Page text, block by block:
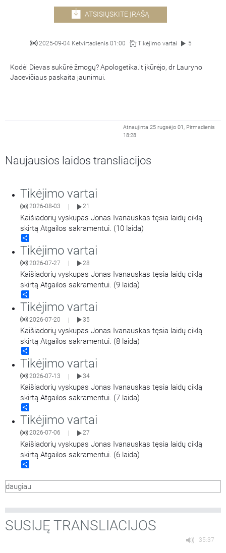
ATSISIŲSKITE ĮRAŠĄ
2025-09-04 Ketvirtadienis 01:00 Tikėjimo vartai 5
Kodėl Dievas sukūrė žmogų? Apologetika.lt įkūrėjo, dr Lauryno
Jacevičiaus paskaita jaunimui.
Atnaujinta 25 rugsėjo 01, Pirmadienis
18:28
Naujausios laidos transliacijos
Tikėjimo vartai
2026-08-03 21
Kaišiadorių vyskupas Jonas Ivanauskas tęsia laidų ciklą
skirtą Atgailos sakramentui. (10 laida)
Tikėjimo vartai
2026-07-27 28
Kaišiadorių vyskupas Jonas Ivanauskas tęsia laidų ciklą
skirtą Atgailos sakramentui. (9 laida)
Tikėjimo vartai
2026-07-20 | 35
Kaišiadorių vyskupas Jonas Ivanauskas tęsia laidų ciklą
skirtą Atgailos sakramentui. (8 laida)
Tikėjimo vartai
2026-07-13 | 34
Kaišiadorių vyskupas Jonas Ivanauskas tęsia laidų ciklą
skirtą Atgailos sakramentui. (7 laida)
Tikėjimo vartai
2026-07-06 27
Kaišiadorių vyskupas Jonas Ivanauskas tęsia laidų ciklą
skirtą Atgailos sakramentui. (6 laida)
daugiau
SUSIJĘ TRANSLIACIJOS
35:37